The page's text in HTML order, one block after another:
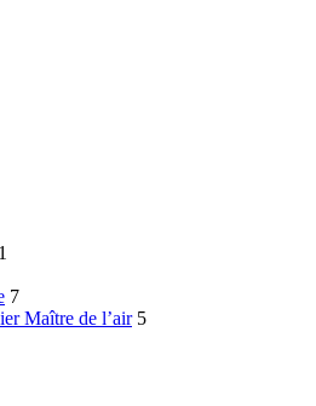
1
7
Maître de l’air 5